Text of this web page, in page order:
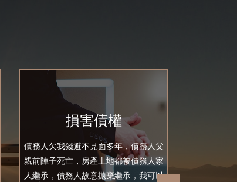
損害債權
債務人欠我錢避不見面多年，債務人父
親前陣子死亡，房產土地都被債務人家
人繼承，債務人故意拋棄繼承，我可以